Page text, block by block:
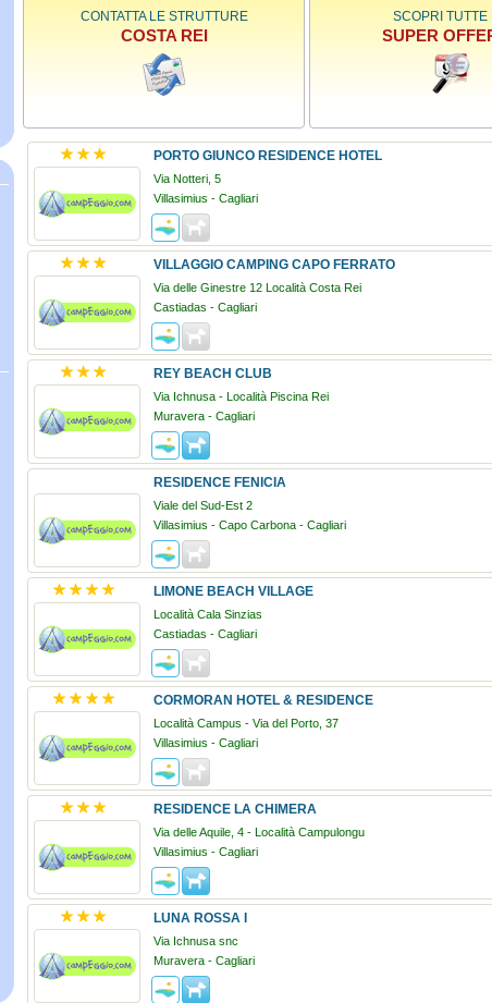
CONTATTA LE STRUTTURE
COSTA REI
SCOPRI TUTTE
SUPER
PORTO GIUNCO RESIDENCE HOTEL
Via Notteri, 5
Villasimius - Cagliari
VILLAGGIO CAMPING CAPO FERRATO
Via delle Ginestre 12 Località Costa Rei
Castiadas - Cagliari
REY BEACH CLUB
Via Ichnusa - Località Piscina Rei
Muravera - Cagliari
RESIDENCE FENICIA
Viale del Sud-Est 2
Villasimius - Capo Carbona - Cagliari
LIMONE BEACH VILLAGE
Località Cala Sinzias
Castiadas - Cagliari
CORMORAN HOTEL & RESIDENCE
Località Campus - Via del Porto, 37
Villasimius - Cagliari
RESIDENCE LA CHIMERA
Via delle Aquile, 4 - Località Campulongu
Villasimius - Cagliari
LUNA ROSSA I
Via Ichnusa snc
Muravera - Cagliari